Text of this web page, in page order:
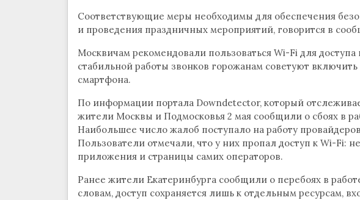
Соответствующие меры необходимы для обеспечения
и проведения праздничных мероприятий, говорится в
Москвичам рекомендовали пользоваться Wi-Fi для
стабильной работы звонков горожанам советуют
смартфона.
По информации портала Downdetector, который
жители Москвы и Подмосковья 2 мая сообщили о сбоях в
Наибольшее число жалоб поступало на работу
Пользователи отмечали, что у них пропал доступ к Wi-Fi:
приложения и страницы самих операторов.
Ранее жители Екатеринбурга сообщили о перебоях в
словам, доступ сохраняется лишь к отдельным ресурсам,